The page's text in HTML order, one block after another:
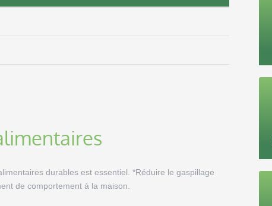
durables est essentiel. *Réduire le gaspillage
de comportement à la maison.